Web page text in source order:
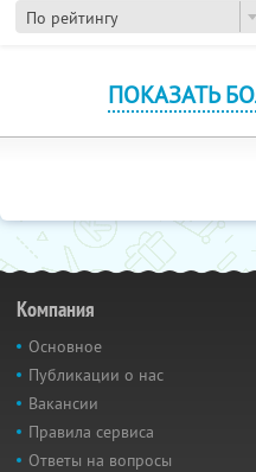
По рейтингу
ПОКАЗАТЬ
Компания
Основное
Публикации о нас
Вакансии
Правила сервиса
Ответы на вопросы